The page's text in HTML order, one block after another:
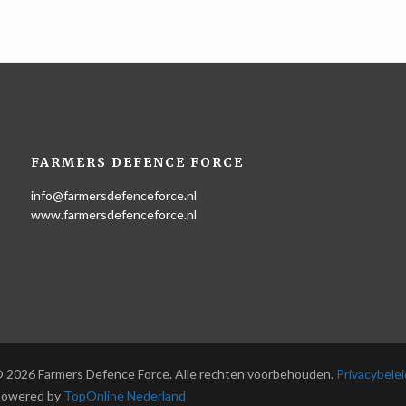
FARMERS DEFENCE FORCE
info@farmersdefenceforce.nl
www.farmersdefenceforce.nl
2026 Farmers Defence Force. Alle rechten voorbehouden.
by TopOnline Nederland